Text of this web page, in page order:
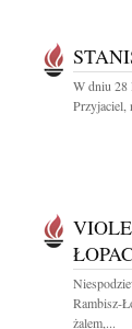
W dniu 28
Przyjaciel,
Rambisz-
żalem,...